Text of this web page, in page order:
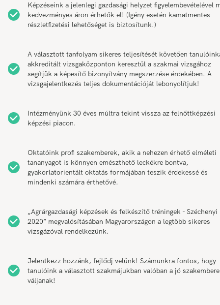
Képzéseink a jelenlegi gazdasági helyzet figyelembevételével
kedvezményes áron érhetők el! (Igény esetén kamatmentes
részletfizetési lehetőséget is biztosítunk.)
A választott tanfolyam sikeres teljesítését követően
akkreditált vizsgaközponton keresztül a szakmai vizsgához
segítjük a képesítő bizonyítvány megszerzése érdekében. A
vizsgajelentkezés teljes dokumentációját lebonyolítjuk!
Intézményünk 30 éves múltra tekint vissza az felnőttképzési
képzési piacon.
Oktatóink profi szakemberek, akik a nehezen érhető elméleti
tananyagot is könnyen emészthető leckékre bontva,
gyakorlatorientált oktatás formájában teszik érdekessé és
mindenki számára érthetővé.
„Agrárgazdasági képzések és felkészítő tréningek - Széchenyi
2020” megvalósításában Magyarországon a legtöbb sikeres
vizsgázóval rendelkezünk.
Jelentkezz hozzánk, fejlődj velünk! Számunkra fontos, hogy
tanulóink a választott szakmájukban valóban a jó
váljanak!